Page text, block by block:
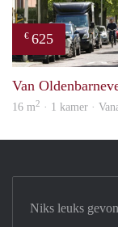
€ 625
Van
16 m2 · 1 kamer ·
Niks leuks